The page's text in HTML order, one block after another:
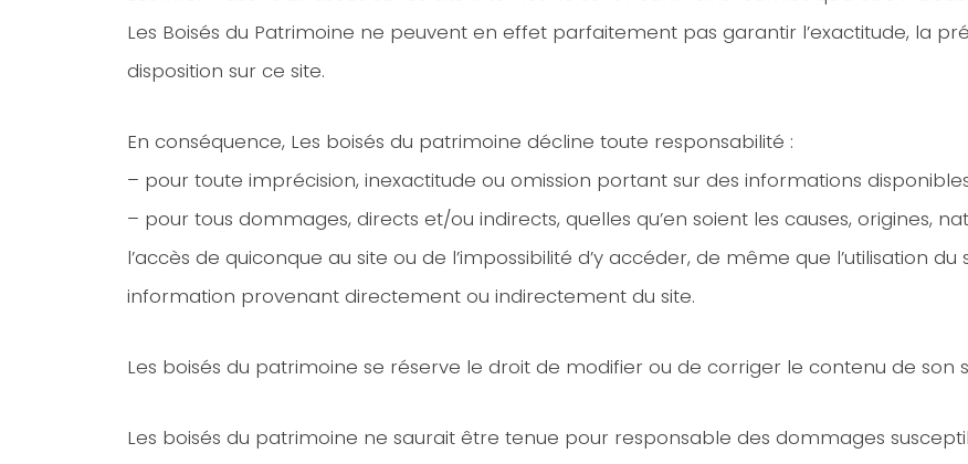
Les Boisés du Patrimoine ne peuvent en effet parfaitement pas garantir l’exactitude, la
disposition sur ce site.
En conséquence, Les boisés du patrimoine décline toute responsabilité :
– pour toute imprécision, inexactitude ou omission portant sur des informations
– pour tous dommages, directs et/ou indirects, quelles qu’en soient les causes, origines,
l’accès de quiconque au site ou de l’impossibilité d’y accéder, de même que l’utilisation
information provenant directement ou indirectement du site.
Les boisés du patrimoine se réserve le droit de modifier ou de corriger le contenu de son
Les boisés du patrimoine ne saurait être tenue pour responsable des dommages